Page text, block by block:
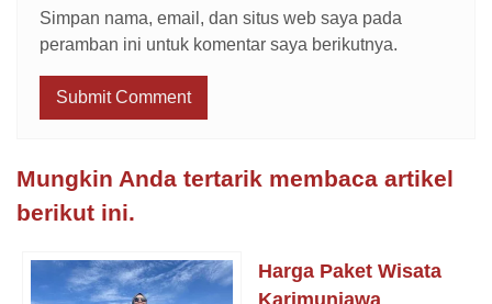
Simpan nama, email, dan situs web saya pada
peramban ini untuk komentar saya berikutnya.
Mungkin Anda tertarik membaca artikel
berikut ini.
Harga Paket Wisata
Karimunjawa